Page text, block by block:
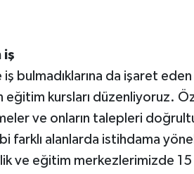
iş
iş bulmadıklarına da işaret
eğitim kursları düzenliyoruz.
ve onların talepleri
farklı alanlarda istihdama
ve eğitim merkezlerimizde 15